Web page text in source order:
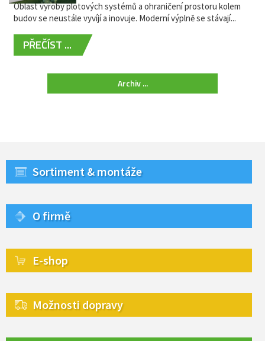
Oblast výroby plotových systémů a ohraničení prostoru kolem
budov se neustále vyvíjí a inovuje. Moderní výplně se stávají...
PŘEČÍST ...
Archiv ...
Sortiment & montáže
O firmě
E-shop
Možnosti dopravy